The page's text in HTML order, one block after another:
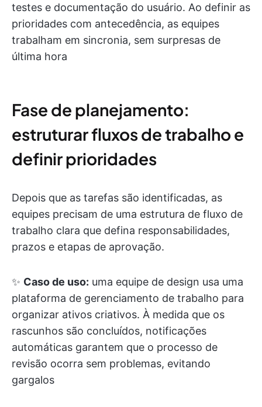
testes e documentação do usuário. Ao definir as
prioridades com antecedência, as equipes
trabalham em sincronia, sem surpresas de
última hora
Fase de planejamento:
estruturar fluxos de trabalho e
definir prioridades
Depois que as tarefas são identificadas, as
equipes precisam de uma estrutura de fluxo de
trabalho clara que defina responsabilidades,
prazos e etapas de aprovação.
✨ Caso de uso: uma equipe de design usa uma
plataforma de gerenciamento de trabalho para
organizar ativos criativos. À medida que os
rascunhos são concluídos, notificações
automáticas garantem que o processo de
revisão ocorra sem problemas, evitando
gargalos